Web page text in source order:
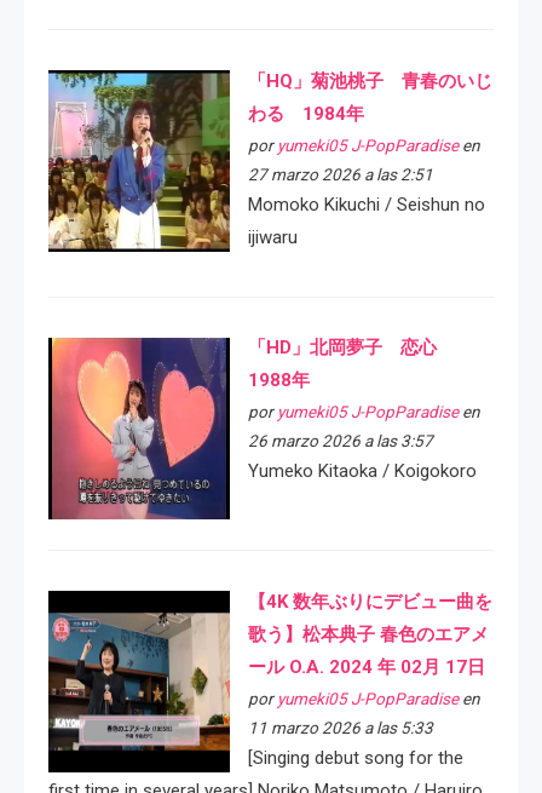
「HQ」菊池桃子 青春のいじ
わる 1984年
por yumeki05 J-PopParadiseen
27 marzo 2026 a las 2:51
Momoko Kikuchi / Seishun no
ijiwaru
「HD」北岡夢子 恋心
1988年
por yumeki05 J-PopParadiseen
26 marzo 2026 a las 3:57
Yumeko Kitaoka / Koigokoro
【4K 数年ぶりにデビュー曲を
歌う】松本典子 春色のエアメ
ール O.A. 2024 年 02月 17日
por yumeki05 J-PopParadiseen
11 marzo 2026 a las 5:33
[Singing debut song for the